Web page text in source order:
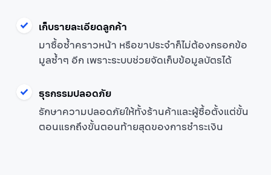
เก็บรายละเอียดลูกค้า
มาซื้อซ้ำคราวหน้า หรือขาประจำก็ไม่ต้องกรอกข้อ
มูลซ้ำๆ อีก เพราะระบบช่วยจัดเก็บข้อมูลบัตรได้
ธุรกรรมปลอดภัย
รักษาความปลอดภัยให้ทั้งร้านค้าและผู้ซื้อตั้งแต่ขั้น
ตอนแรกถึงขั้นตอนท้ายสุดของการชำระเงิน